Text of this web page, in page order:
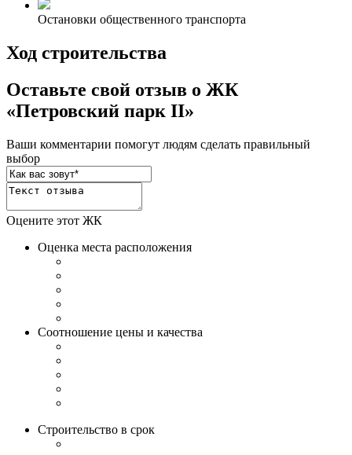
Остановки общественного транспорта
Ход строительства
Оставьте свой отзыв о ЖК
«Петровский парк II»
Ваши комментарии помогут людям сделать правильный
выбор
Оцените этот ЖК
Оценка места расположения
Соотношение цены и качества
Строительство в срок